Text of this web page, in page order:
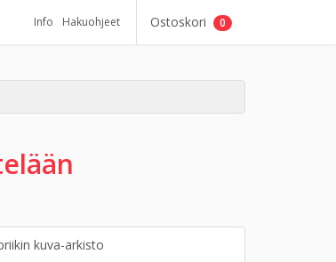
Info Hakuohjeet Ostoskori 0
kuva-arkisto